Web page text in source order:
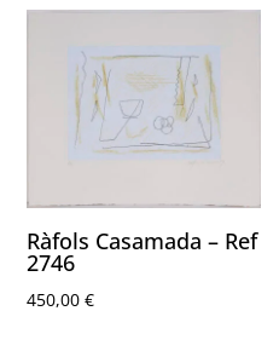
Ràfols Casamada – Ref
2746
450,00€